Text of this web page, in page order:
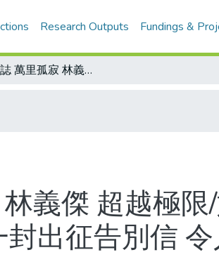
Research Outputs Fundings &
台灣人物誌 萬里孤寂 林義傑 超越極限/如果我失蹤了，希望這場夢不要隨我消失…一封出征告別信 令人心動心痛
義傑 超越極
出征告別信